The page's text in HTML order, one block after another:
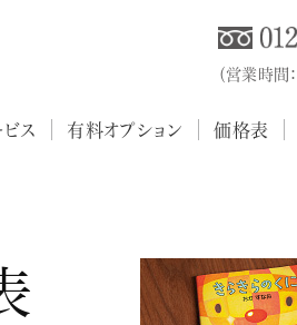
（営業時
ス 有料オプション 価格表